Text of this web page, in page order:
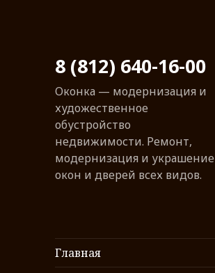
8 (812) 640-16-00
Оконка — модернизация и
художественное
обустройство
недвижимости. Ремонт,
модернизация и украшение
окон и дверей всех видов.
Главная